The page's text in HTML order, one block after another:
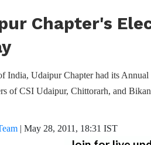
Chapter's
India, Udaipur Chapter had its
of CSI Udaipur, Chittorarh, and
| May 28, 2011, 18:31 IST